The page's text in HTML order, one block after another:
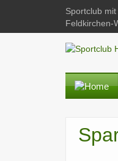
Sportclub
Feldkirchen-